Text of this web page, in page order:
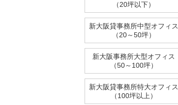
（20坪以下）
新大阪貸事務所中型オフィス
（20～50坪）
新大阪事務所大型オフィス
（50～100坪）
新大阪貸事務所特大オフィス
（100坪以上）